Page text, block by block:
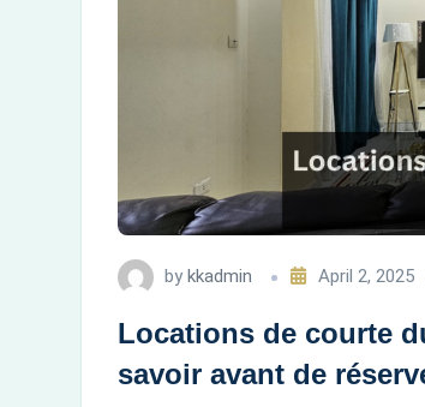
by kkadmin April 2, 2025
Locations de courte
savoir avant de